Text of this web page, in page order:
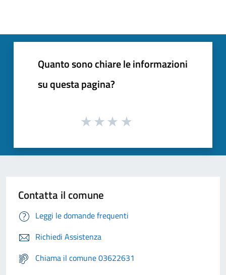
Quanto sono chiare le informazioni
su questa pagina?
Contatta il comune
Leggi le domande frequenti
Richiedi Assistenza
Chiama il comune 03622631